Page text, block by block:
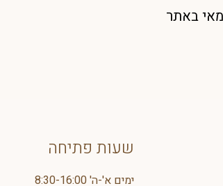
באתר
שעות פתיחה
ימים א'-ה' 8:30-16:00